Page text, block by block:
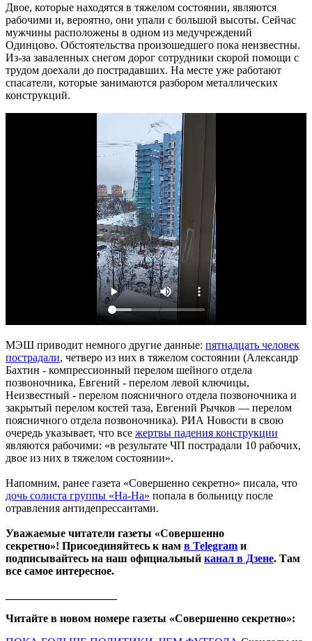
Двое, которые находятся в тяжелом состоянии, являются
рабочими и, вероятно, они упали с большой высоты. Сейчас
мужчины расположены в одном из медучреждений
Одинцово. Обстоятельства произошедшего пока неизвестны.
Из-за заваленных снегом дорог сотрудники скорой помощи с
трудом доехали до пострадавших. На месте уже работают
спасатели, которые занимаются разбором металлических
конструкций.
МЭШ приводит немного другие данные: пятнадцать человек
пострадали, четверо из них в тяжелом состоянии (Александр
Бахтин - компрессионный перелом шейного отдела
позвоночника, Евгений - перелом левой ключицы,
Неизвестный - перелом поясничного отдела позвоночника и
закрытый перелом костей таза, Евгений Рычков — перелом
поясничного отдела позвоночника). РИА Новости в свою
очередь указывает, что все жертвы падения конструкции
являются рабочими: «в результате ЧП пострадали 10 рабочих,
двое из них в тяжелом состоянии».
Напомним, ранее газета «Совершенно секретно» писала, что
дочь солиста группы «На-На» попала в больницу после
отравления антидепрессантами.
Уважаемые читатели газеты «Совершенно
секретно»! Присоединяйтесь к нам в Telegram и
подписывайтесь на наш официальный канал в Дзене. Там
все самое интересное.
Читайте в новом номере газеты «Совершенно секретно»: